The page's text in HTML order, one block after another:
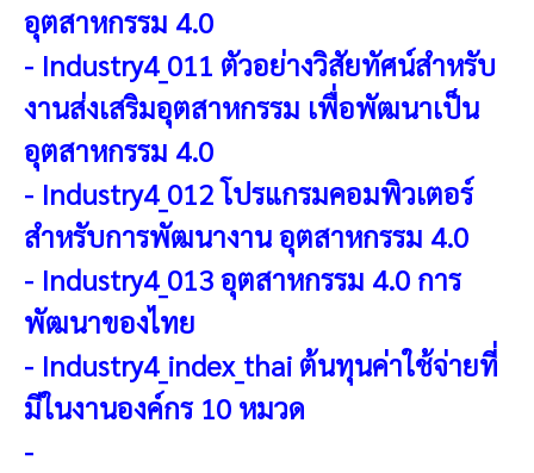
อุตสาหกรรม 4.0
- Industry4_011 ตัวอย่างวิสัยทัศน์สำหรับ
งานส่งเสริมอุตสาหกรรม เพื่อพัฒนาเป็น
อุตสาหกรรม 4.0
- Industry4_012 โปรแกรมคอมพิวเตอร์
สำหรับการพัฒนางาน อุตสาหกรรม 4.0
- Industry4_013 อุตสาหกรรม 4.0 การ
พัฒนาของไทย
- Industry4_index_thai ต้นทุนค่าใช้จ่ายที่
มีในงานองค์กร 10 หมวด
-